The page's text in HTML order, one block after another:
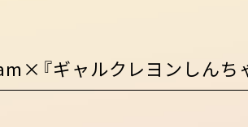
『ギャルクレヨンしんち